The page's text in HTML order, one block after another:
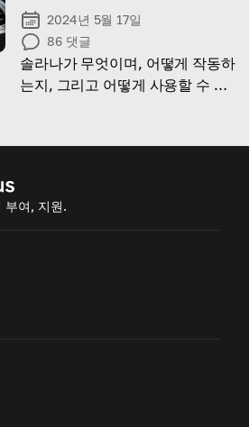
2024년 5월 17일
86 댓글
솔라나가 무엇이며, 어떻게 작동하
는지, 그리고 어떻게 사용할 수 있
부여, 지원.